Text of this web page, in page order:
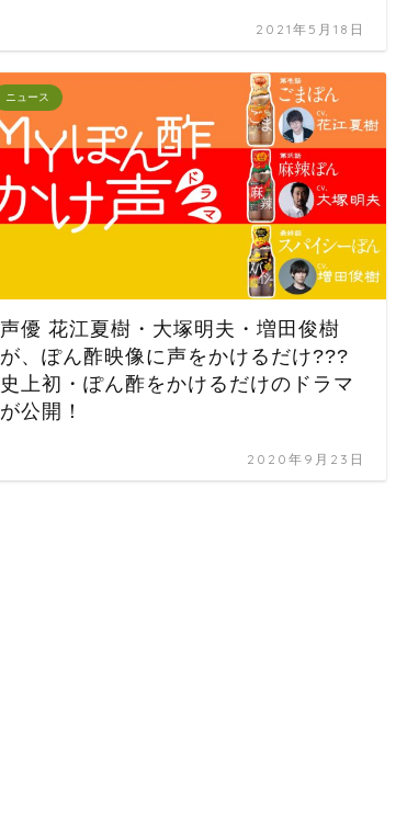
2021年5月18日
ニュース
声優 花江夏樹・大塚明夫・増田俊樹
が、ぽん酢映像に声をかけるだけ???
史上初・ぽん酢をかけるだけのドラマ
が公開！
2020年9月23日